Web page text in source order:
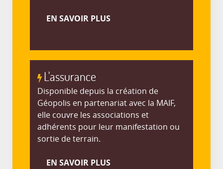
EN SAVOIR PLUS
L'assurance
Disponible depuis la création de
Géopolis en partenariat avec la MAIF,
elle couvre les associations et
adhérents pour leur manifestation ou
sortie de terrain.
EN SAVOIR PLUS